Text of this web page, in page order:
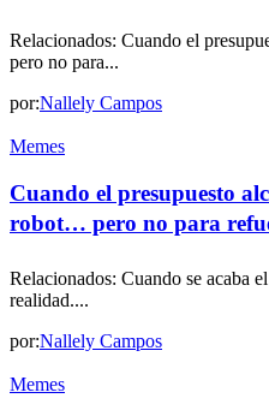
Relacionados: Cuando el
pero no para...
por:Nallely Campos
Memes
Cuando el presupuesto
robot… pero no para
Relacionados: Cuando se acaba
realidad....
por:Nallely Campos
Memes